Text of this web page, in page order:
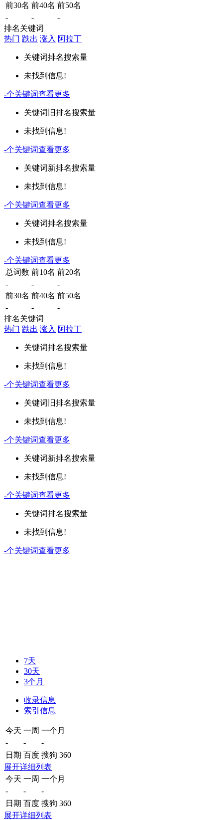
前30名 前40名 前50名
-
-
-
排名关键词
热门 跌出 涨入 阿拉丁
关键词排名搜索量
未找到信息!
-个关键词查看更多
关键词 旧排名搜索量
未找到信息!
-个关键词查看更多
关键词新排名搜索量
未找到信息!
-个关键词查看更多
关键词排名搜索量
未找到信息!
-个关键词查看更多
总词数 前10名 前20名
-
-
-
前30名 前40名 前50名
-
-
-
排名关键词
热门 跌出 涨入 阿拉丁
关键词排名搜索量
未找到信息!
-个关键词查看更多
关键词 旧排名搜索量
未找到信息!
-个关键词查看更多
关键词新排名搜索量
未找到信息!
-个关键词查看更多
关键词排名搜索量
未找到信息!
-个关键词查看更多
7天
30天
3个月
收录信息
索引信息
今天 一周 一个月
-
-
-
日期 百度 搜狗 360
展开详细列表
今天 一周 一个月
-
-
-
日期 百度 搜狗 360
展开详细列表